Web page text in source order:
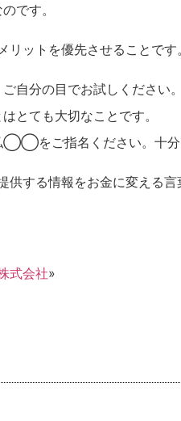
です。
リットを優先させることです。
自分の目でお試しください。
とても大切なことです。
◯◯をご指名ください。十分
する情報をお金に変える言
式会社»